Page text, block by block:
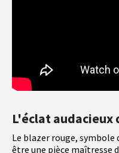
L'éclat audacieux
Le blazer rouge, symbole
être une pièce maîtresse